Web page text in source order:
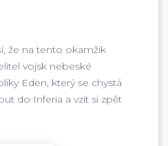
že na tento okamžik
vojsk nebeské
Eden, který se chystá
do Inferia a vzít si zpět